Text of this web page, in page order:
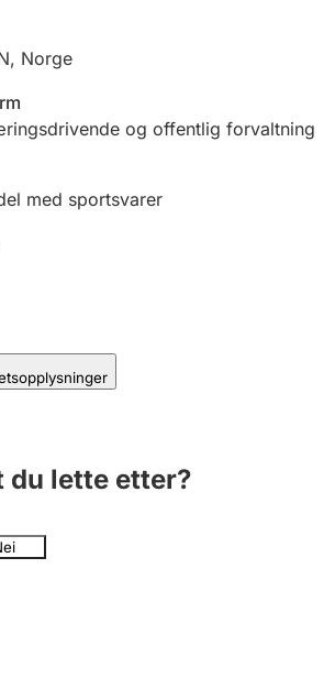
, Norge
og offentlig forvaltning
med sportsvarer
du lette etter?